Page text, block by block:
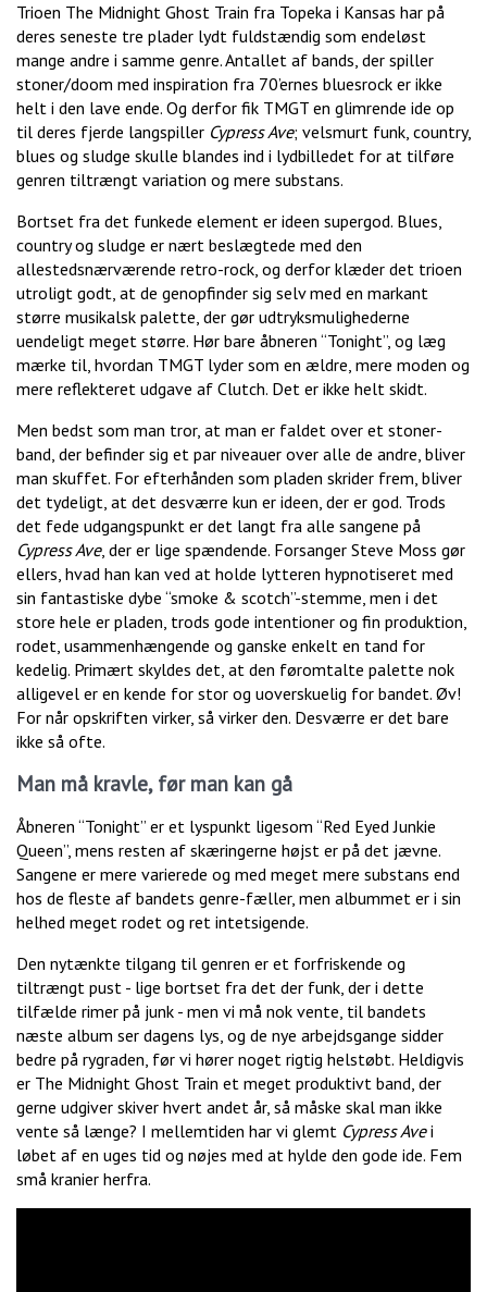
Trioen The Midnight Ghost Train fra Topeka i Kansas har på
deres seneste tre plader lydt fuldstændig som endeløst
mange andre i samme genre. Antallet af bands, der spiller
stoner/doom med inspiration fra 70’ernes bluesrock er ikke
helt i den lave ende. Og derfor fik TMGT en glimrende ide op
til deres fjerde langspiller Cypress Ave; velsmurt funk, country,
blues og sludge skulle blandes ind i lydbilledet for at tilføre
genren tiltrængt variation og mere substans.
Bortset fra det funkede element er ideen supergod. Blues,
country og sludge er nært beslægtede med den
allestedsnærværende retro-rock, og derfor klæder det trioen
utroligt godt, at de genopfinder sig selv med en markant
større musikalsk palette, der gør udtryksmulighederne
uendeligt meget større. Hør bare åbneren “Tonight”, og læg
mærke til, hvordan TMGT lyder som en ældre, mere moden og
mere reflekteret udgave af Clutch. Det er ikke helt skidt.
Men bedst som man tror, at man er faldet over et stoner-
band, der befinder sig et par niveauer over alle de andre, bliver
man skuffet. For efterhånden som pladen skrider frem, bliver
det tydeligt, at det desværre kun er ideen, der er god. Trods
det fede udgangspunkt er det langt fra alle sangene på
Cypress Ave, der er lige spændende. Forsanger Steve Moss gør
ellers, hvad han kan ved at holde lytteren hypnotiseret med
sin fantastiske dybe “smoke & scotch”-stemme, men i det
store hele er pladen, trods gode intentioner og fin produktion,
rodet, usammenhængende og ganske enkelt en tand for
kedelig. Primært skyldes det, at den føromtalte palette nok
alligevel er en kende for stor og uoverskuelig for bandet. Øv!
For når opskriften virker, så virker den. Desværre er det bare
ikke så ofte.
Man må kravle, før man kan gå
Åbneren “Tonight” er et lyspunkt ligesom “Red Eyed Junkie
Queen”, mens resten af skæringerne højst er på det jævne.
Sangene er mere varierede og med meget mere substans end
hos de fleste af bandets genre-fæller, men albummet er i sin
helhed meget rodet og ret intetsigende.
Den nytænkte tilgang til genren er et forfriskende og
tiltrængt pust - lige bortset fra det der funk, der i dette
tilfælde rimer på junk - men vi må nok vente, til bandets
næste album ser dagens lys, og de nye arbejdsgange sidder
bedre på rygraden, før vi hører noget rigtig helstøbt. Heldigvis
er The Midnight Ghost Train et meget produktivt band, der
gerne udgiver skiver hvert andet år, så måske skal man ikke
vente så længe? I mellemtiden har vi glemt Cypress Avei
løbet af en uges tid og nøjes med at hylde den gode ide. Fem
små kranier herfra.